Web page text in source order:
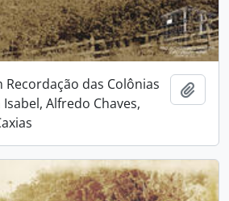
Recordação das Colônias
Isabel, Alfredo Chaves,